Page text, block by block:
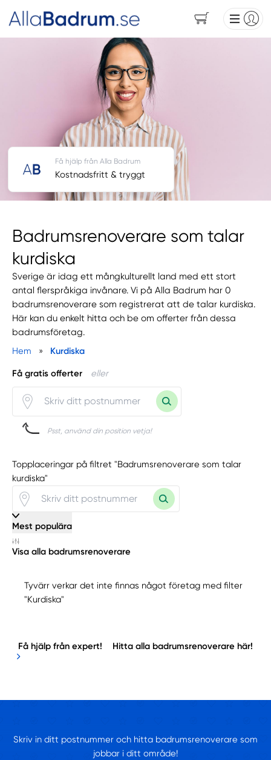
Badrumsrenoverare som talar
kurdiska
Sverige är idag ett mångkulturellt land med ett stort
antal flerspråkiga invånare. Vi på Alla Badrum har 0
badrumsrenoverare som registrerat att de talar kurdiska.
Här kan du enkelt hitta och be om offerter från dessa
badrumsföretag.
Hem
» Kurdiska
Få gratis offerter eller
Psst, använd din position vetja!
Få hjälp från Alla Badrum
Kostnadsfritt & tryggt
Topplaceringar på filtret "Badrumsrenoverare som talar
kurdiska"
Mest populära
Visa alla badrumsrenoverare
Tyvärr verkar det inte finnas något företag med filter
"Kurdiska"
Få hjälp från expert! Hitta alla badrumsrenoverare här!
Skriv in ditt postnummer och hitta badrumsrenoverare som
jobbar i ditt område!